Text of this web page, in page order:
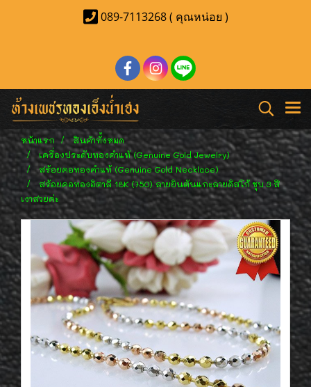
089-7113268 ( คุณหน่อย )
หน้าแรก
สินค้าทั้งหมด
เครื่องประดับทองคำแท้ (Genuine Gold Jewelry)
สร้อยคอทองคำแท้ (Genuine Gold Necklace)
สร้อยคอทองอิตาลี 18K (750) ลายยินตันแกะลายดิสโก้ ชุบ 3 สี
เงาสวยค่ะ